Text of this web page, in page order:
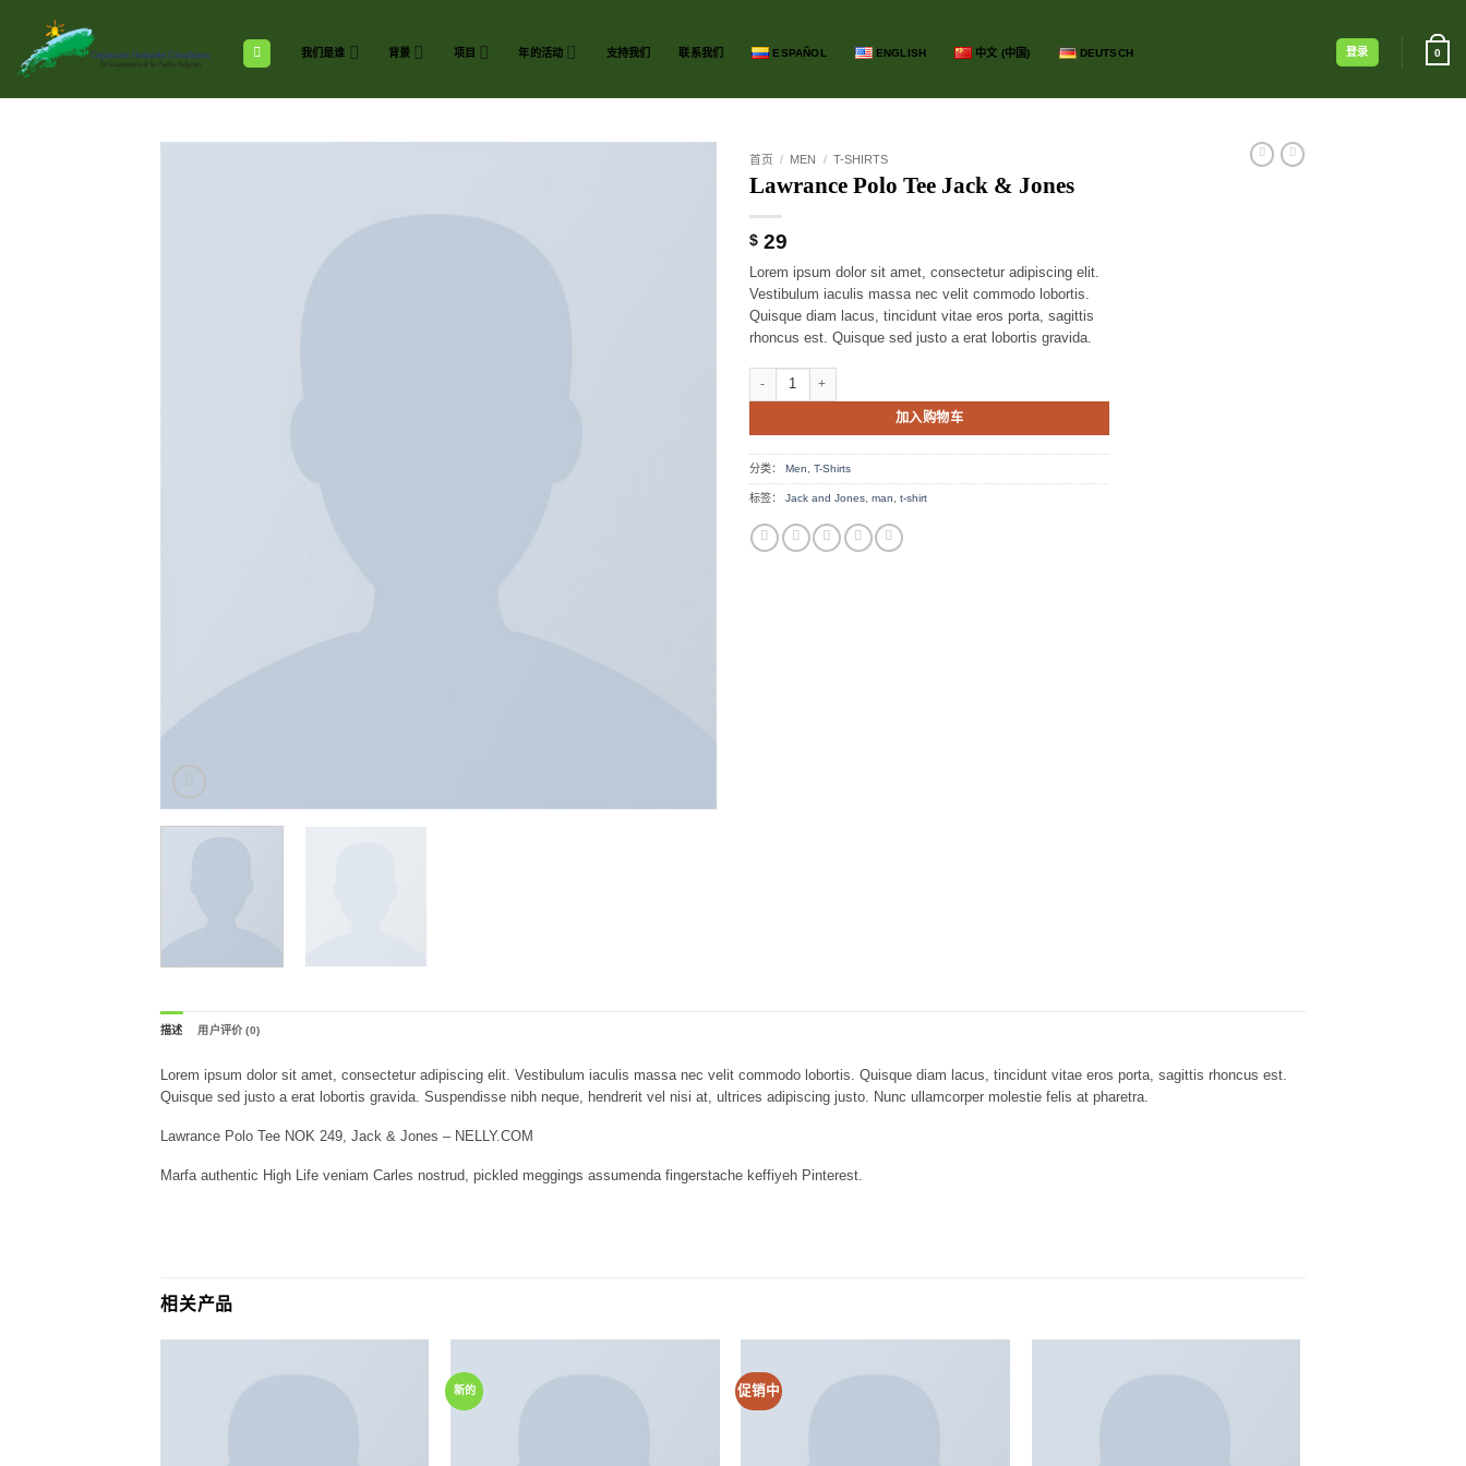
我们是谁 背景 项目 年的活动 支持我们 联系我们 ESPAÑOL ENGLISH 中文 (中国) DEUTSCH 登录 0
首页 / MEN / T-SHIRTS
Lawrance Polo Tee Jack & Jones
$ 29
Lorem ipsum dolor sit amet, consectetur adipiscing elit.
Vestibulum iaculis massa nec velit commodo lobortis.
Quisque diam lacus, tincidunt vitae eros porta, sagittis
rhoncus est. Quisque sed justo a erat lobortis gravida.
Lawrance Polo Tee Jack & Jones 数量
加入购物车
分类： Men T-Shirts
标签： Jack and Jones man t-shirt
描述 用户评价 (0)
Lorem ipsum dolor sit amet, consectetur adipiscing elit. Vestibulum iaculis massa nec velit commodo lobortis. Quisque diam lacus, tincidunt vitae eros porta, sagittis rhoncus est.
Quisque sed justo a erat lobortis gravida. Suspendisse nibh neque, hendrerit vel nisi at, ultrices adipiscing justo. Nunc ullamcorper molestie felis at pharetra.
Lawrance Polo Tee NOK 249, Jack & Jones – NELLY.COM
Marfa authentic High Life veniam Carles nostrud, pickled meggings assumenda fingerstache keffiyeh Pinterest.
相关产品
新的 促销中